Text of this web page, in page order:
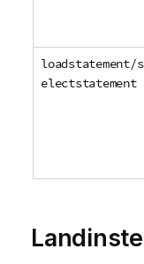
loadstatement/s
electstatement